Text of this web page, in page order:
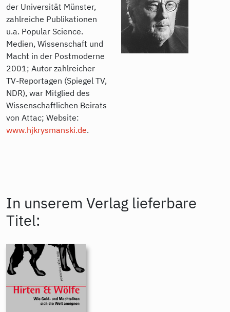
der Universität Münster,
zahlreiche Publikationen
u.a. Popular Science.
Medien, Wissenschaft und
Macht in der Postmoderne
2001; Autor zahlreicher
TV-Reportagen (Spiegel TV,
NDR), war Mitglied des
Wissenschaftlichen Beirats
von Attac; Website:
www.hjkrysmanski.de.
In unserem Verlag lieferbare
Titel: